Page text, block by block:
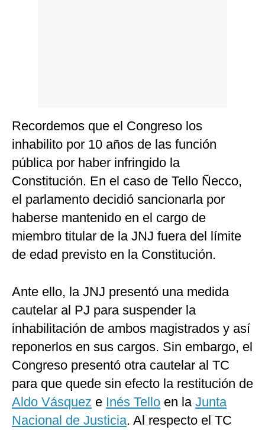
Recordemos que el Congreso los
inhabilito por 10 años de las función
pública por haber infringido la
Constitución. En el caso de Tello Ñecco,
el parlamento decidió sancionarla por
haberse mantenido en el cargo de
miembro titular de la JNJ fuera del límite
de edad previsto en la Constitución.
Ante ello, la JNJ presentó una medida
cautelar al PJ para suspender la
inhabilitación de ambos magistrados y así
reponerlos en sus cargos. Sin embargo, el
Congreso presentó otra cautelar al TC
para que quede sin efecto la restitución de
Aldo Vásquez e Inés Tello en la Junta
Nacional de Justicia. Al respecto el TC